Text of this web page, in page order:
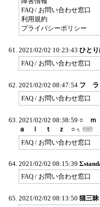
FAQ / お問い合わせ窓口
利用規約
プライバシーポリシー
2021/02/02 10:23:43 ひと
FAQ / お問い合わせ窓口
2021/02/02 08:47:54 フ
FAQ / お問い合わせ窓口
2021/02/02 08:38:59 ○
ａ ｌ ｔ ｚ ○
FAQ / お問い合わせ窓口
2021/02/02 08:15:39
FAQ / お問い合わせ窓口
2021/02/02 08:13:50 猫三昧